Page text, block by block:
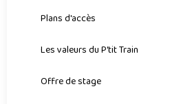
Plans d'accès
Les valeurs du P'tit Train
Offre de stage